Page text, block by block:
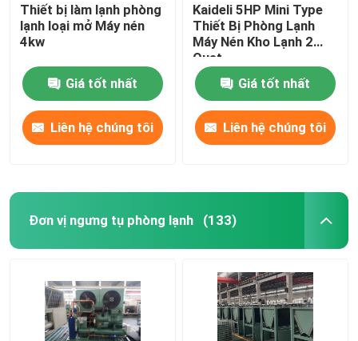
Thiết bị làm lạnh phòng
lạnh loại mở Máy nén
4kw
Giá tốt nhất
Liên hệ chúng tôi
Kaideli 5HP Mini Type
Thiết Bị Phòng Lạnh
Máy Nén Kho Lạnh 2
Quạt
Giá tốt nhất
Liên hệ chúng tôi
Đơn vị ngưng tụ phòng lạnh (133)